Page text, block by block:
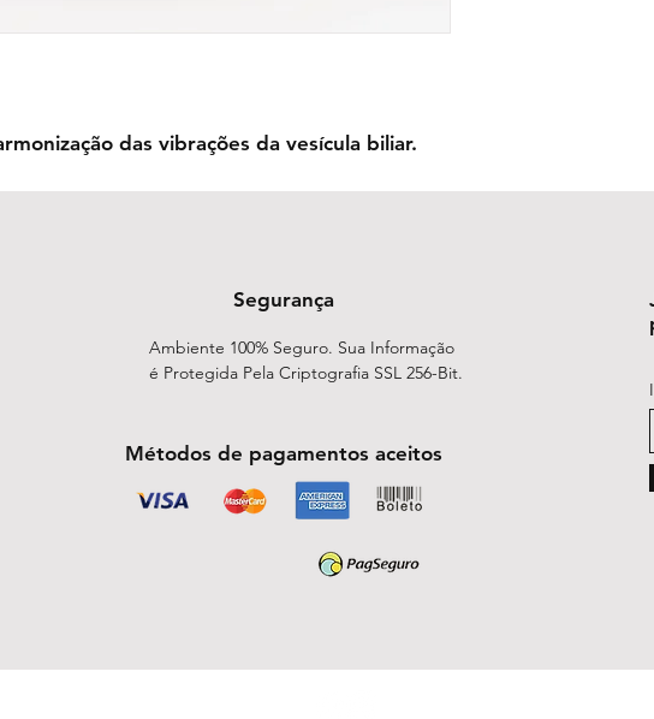
das vibrações da vesícula biliar.
Segurança
Ambiente 100% Seguro. Sua Informação
é Protegida Pela Criptografia SSL 256-Bit.
Métodos de pagamentos aceitos